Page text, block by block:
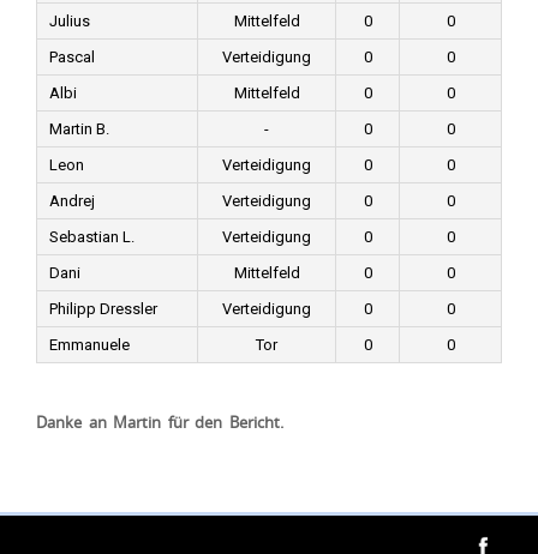
Julius
Mittelfeld 0
0
Pascal
Verteidigung 0
0
Albi
Mittelfeld 0
0
Martin B.
- 0
0
Leon
Verteidigung 0
0
Andrej
Verteidigung 0
0
Sebastian L.
Verteidigung 0
0
Dani
Mittelfeld 0
0
Philipp Dressler
Verteidigung 0
0
Emmanuele
Tor 0 0
Danke an Martin für den Bericht.